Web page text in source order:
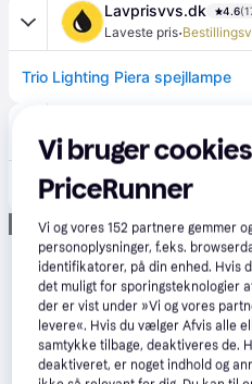
Lavprisvvs.dk 4.6
Laveste pris·
Trio Lighting Piera spejllampe
Laveste pris·
Trio Lighting Piera spejllampe
Annonce
Vi bruger
PriceRunner
Vi og vores152 partnere gemmer
personoplysninger, f.eks.
identifikatorer, på din enhed. Hvis
det muligt for sporingsteknologier
der er vist under »Vi og vores
levere«. Hvis du vælger Afvis alle
samtykke tilbage, deaktiveres de.
deaktiveret, er noget indhold og